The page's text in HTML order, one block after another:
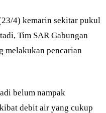
4) kemarin sekitar pukul
Tim SAR Gabungan
melakukan pencarian
belum nampak
debit air yang cukup